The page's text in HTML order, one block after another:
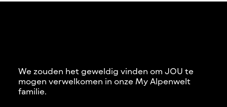
We zouden het geweldig vinden om JOU te
mogen verwelkomen in onze My Alpenwelt
familie.